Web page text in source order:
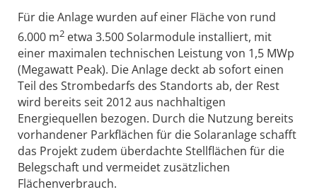
Für die Anlage wurden auf einer Fläche von rund
6.000 m2 etwa 3.500 Solarmodule installiert, mit
einer maximalen technischen Leistung von 1,5 MWp
(Megawatt Peak). Die Anlage deckt ab sofort einen
Teil des Strombedarfs des Standorts ab, der Rest
wird bereits seit 2012 aus nachhaltigen
Energiequellen bezogen. Durch die Nutzung bereits
vorhandener Parkflächen für die Solaranlage schafft
das Projekt zudem überdachte Stellflächen für die
Belegschaft und vermeidet zusätzlichen
Flächenverbrauch.